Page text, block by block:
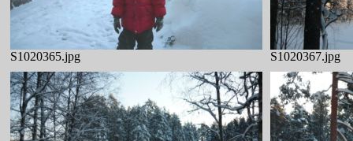
S1020365.jpg S1020367.jpg